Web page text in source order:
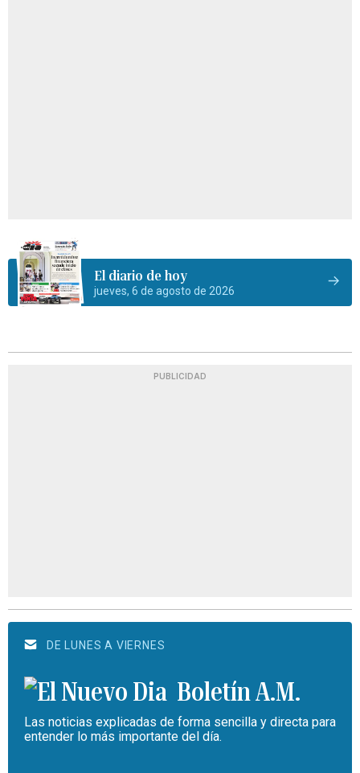
El diario de hoy
jueves, 6 de agosto de 2026
PUBLICIDAD
DE LUNES A VIERNES
Boletín A.M.
Las noticias explicadas de forma sencilla y directa para
entender lo más importante del día.